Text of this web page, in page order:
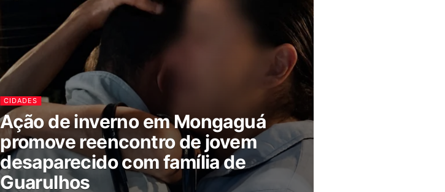
CIDADES
Ação de inverno em Mongaguá
promove reencontro de jovem
desaparecido com família de
Guarulhos